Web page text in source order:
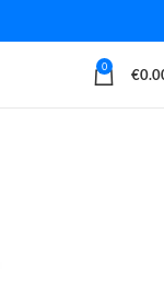
0 €